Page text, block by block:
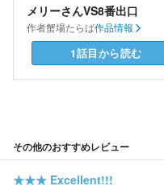
メリーさんVS8番出口
作者蟹場たらば作品情報
1話目から読む
その他のおすすめレビュー
★★★ Excellent!!!